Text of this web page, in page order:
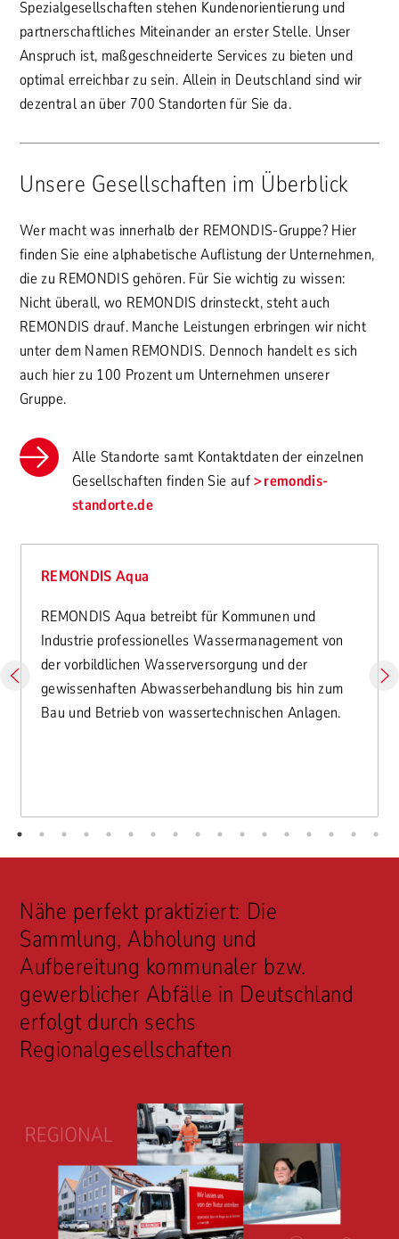
Spezialgesellschaften stehen Kundenorientierung und
partnerschaftliches Miteinander an erster Stelle. Unser
Anspruch ist, maßgeschneiderte Services zu bieten und
optimal erreichbar zu sein. Allein in Deutschland sind wir
dezentral an über 700 Standorten für Sie da.
Unsere Gesellschaften im Überblick
Wer macht was innerhalb der REMONDIS-Gruppe? Hier
finden Sie eine alphabetische Auflistung der Unternehmen,
die zu REMONDIS gehören. Für Sie wichtig zu wissen:
Nicht überall, wo REMONDIS drinsteckt, steht auch
REMONDIS drauf. Manche Leistungen erbringen wir nicht
unter dem Namen REMONDIS. Dennoch handelt es sich
auch hier zu 100 Prozent um Unternehmen unserer
Gruppe.
Alle Standorte samt Kontaktdaten der einzelnen
Gesellschaften finden Sie auf remondis-
standorte.de
REMONDIS Aqua
REMONDIS Aqua betreibt für Kommunen und
Industrie professionelles Wassermanagement von
der vorbildlichen Wasserversorgung und der
gewissenhaften Abwasserbehandlung bis hin zum
Bau und Betrieb von wassertechnischen Anlagen.
Nähe perfekt praktiziert: Die
Sammlung, Abholung und
Aufbereitung kommunaler bzw.
gewerblicher Abfälle in Deutschland
erfolgt durch sechs
Regionalgesellschaften